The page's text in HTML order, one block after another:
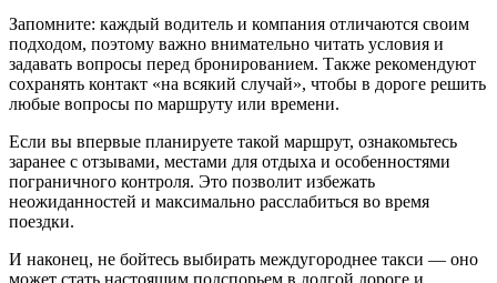
Запомните: каждый водитель и компания отличаются своим
подходом, поэтому важно внимательно читать условия и
задавать вопросы перед бронированием. Также рекомендуют
сохранять контакт «на всякий случай», чтобы в дороге решить
любые вопросы по маршруту или времени.
Если вы впервые планируете такой маршрут, ознакомьтесь
заранее с отзывами, местами для отдыха и особенностями
пограничного контроля. Это позволит избежать
неожиданностей и максимально расслабиться во время
поездки.
И наконец, не бойтесь выбирать междугороднее такси — оно